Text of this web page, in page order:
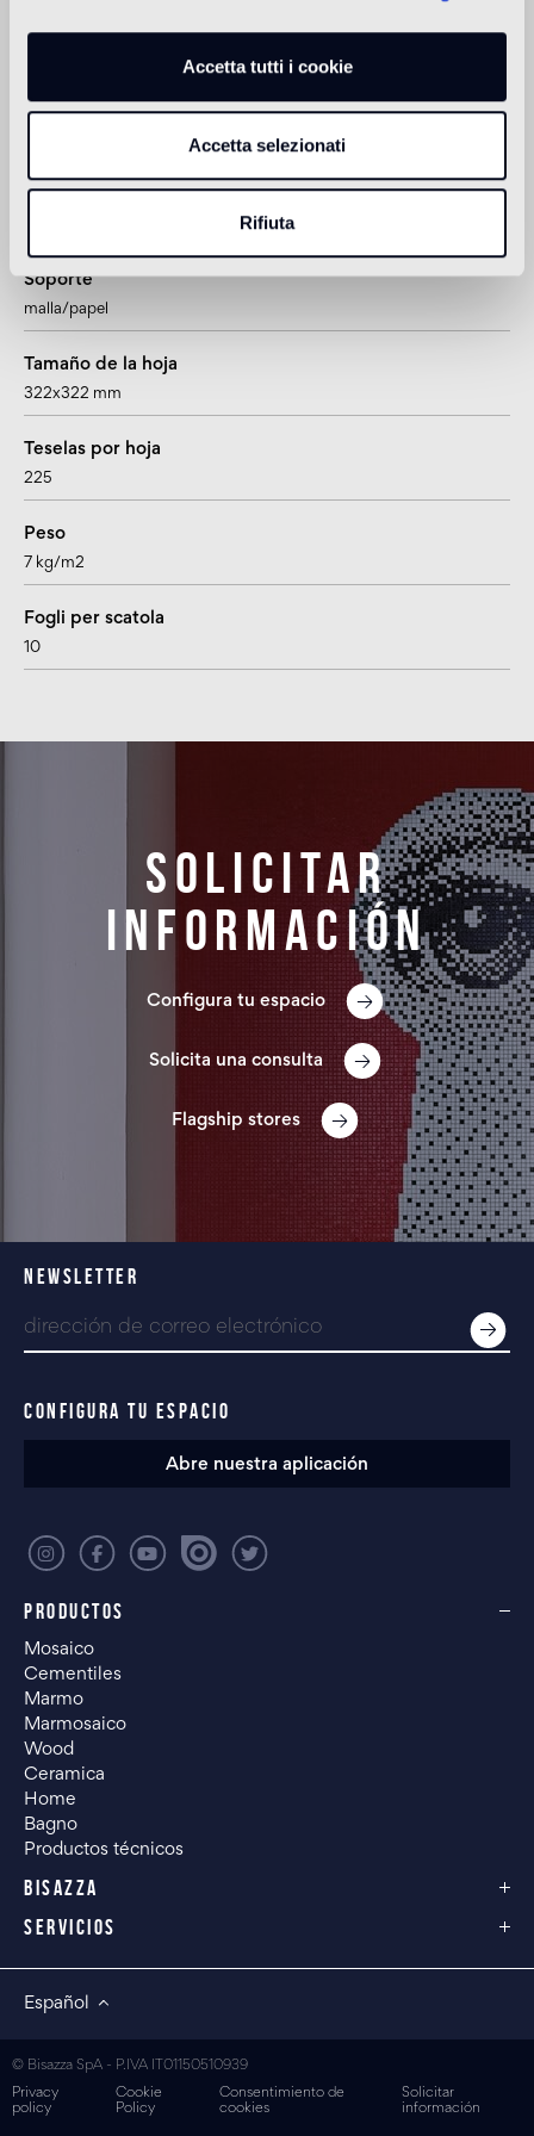
Accetta tutti i cookie
Accetta selezionati
Rifiuta
Formato tesela
Junta
Soporte
malla/papel
Tamaño de la hoja
322x322 mm
Teselas por hoja
225
Peso
7 kg/m2
Fogli per scatola
10
Solicitar
información
Configura tu espacio
Solicita una consulta
Flagship stores
PRODUCTOS
Mosaico
Cementiles
Marmo
Marmosaico
Wood
Ceramica
Home
Bagno
Productos técnicos
BISAZZA
SERVICIOS
NEWSLETTER
CONFIGURA TU ESPACIO
Abre nuestra aplicación
Español
© Bisazza SpA - P.IVA IT01150510939
Privacy
policy
Cookie
Policy
Consentimiento de
cookies
Solicitar
información